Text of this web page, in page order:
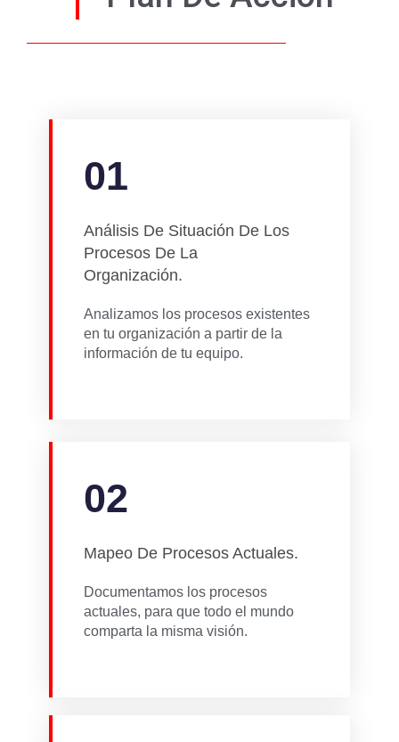
01
Análisis De Situación De Los
Procesos De La
Organización.
Analizamos los procesos existentes
en tu organización a partir de la
información de tu equipo.
02
Mapeo De Procesos Actuales.
Documentamos los procesos
actuales, para que todo el mundo
comparta la misma visión.